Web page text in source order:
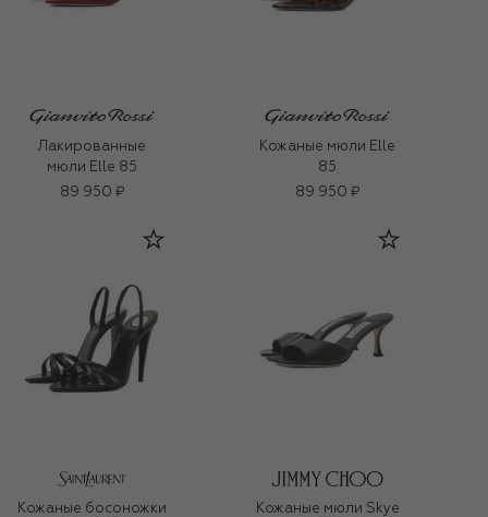
Лакированные
мюли Elle 85
89 950 ₽
Кожаные мюли Elle
85
89 950 ₽
Кожаные босоножки
Кожаные мюли Skye